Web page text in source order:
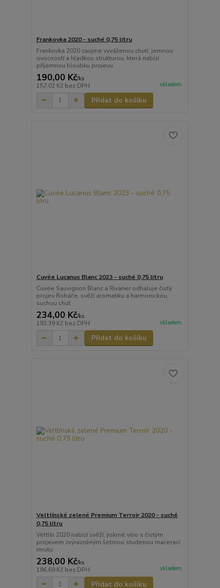
Frankovka 2020 - suché 0,75 litru
Frankovka 2020 zaujme vyváženou chutí, jemnou
ovocností a hladkou strukturou, která nabízí
příjemnou hloubku projevu.
190,00 Kč/ks
157,02 Kč bez DPH skladem
Přidat do košíku
Cuvée Lucanus Blanc 2023 - suché 0,75 litru
Cuvée Sauvignon Blanc a Rivaner odhaluje čistý
projev Roháče, svěží aromatiku a harmonickou,
suchou chuť.
234,00 Kč/ks
193,39 Kč bez DPH skladem
Přidat do košíku
Veltlínské zelené Premium Terroir 2020 - suché
0,75 litru
Veltlín 2020 nabízí svěží, jiskrné víno s čistým
projevem zvýrazněným šetrnou studenou macerací
rmutu.
238,00 Kč/ks
196,69 Kč bez DPH skladem
Přidat do košíku